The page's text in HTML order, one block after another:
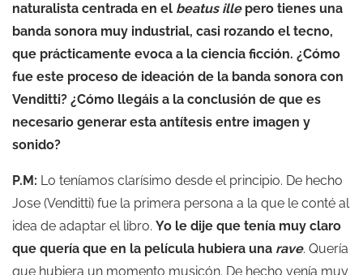
naturalista centrada en el beatus illepero tienes una
banda sonora muy industrial, casi rozando el tecno,
que prácticamente evoca a la ciencia ficción. ¿Cómo
fue este proceso de ideación de la banda sonora con
Venditti? ¿Cómo llegáis a la conclusión de que es
necesario generar esta antítesis entre imagen y
sonido?
P.M: Lo teníamos clarísimo desde el principio. De hecho
Jose (Venditti) fue la primera persona a la que le conté al
idea de adaptar el libro. Yo le dije que tenía muy claro
que quería que en la película hubiera una rave. Quería
que hubiera un momento musicón. De hecho venía muy